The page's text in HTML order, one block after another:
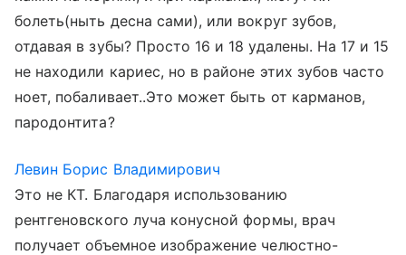
болеть(ныть десна сами), или вокруг зубов,
отдавая в зубы? Просто 16 и 18 удалены. На 17 и 15
не находили кариес, но в районе этих зубов часто
ноет, побаливает..Это может быть от карманов,
пародонтита?
Левин Борис Владимирович
Это не КТ. Благодаря использованию
рентгеновского луча конусной формы, врач
получает объемное изображение челюстно-